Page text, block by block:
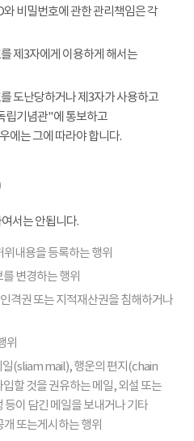
비밀번호에 관한 관리책임은 각
제3자에게 이용하게 해서는
도난당하거나 제3자가 사용하고
립기념관"에 통보하고
에는 그에 따라야 합니다.
서는 안됩니다.
내용을 등록하는 행위
변경하는 행위
격권 또는 지적재산권을 침해하거나
위
(sliam mail), 행운의 편지(chain
할 것을 권유하는 메일, 외설 또는
등이 담긴 메일을 보내거나 기타
또는게시하는 행위